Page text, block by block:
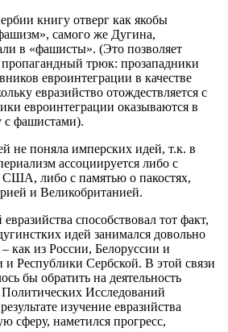
книгу отверг как якобы
самого же Дугина,
в «фашисты». (Это позволяет
трюк: прозападники
евроинтеграции в качестве
евразийство отождествляется с
евроинтеграции оказываются в
с фашистами).
не поняла имперских идей, т.к. в
ассоциируется либо с
США, либо с памятью о пакостях,
и Великобританией.
способствовал тот факт,
идей занимался довольно
как из России, Белоруссии и
Республики Сербской. В этой связи
бы обратить на деятельность
Исследований
изучение евразийства
сферу, наметился прогресс,